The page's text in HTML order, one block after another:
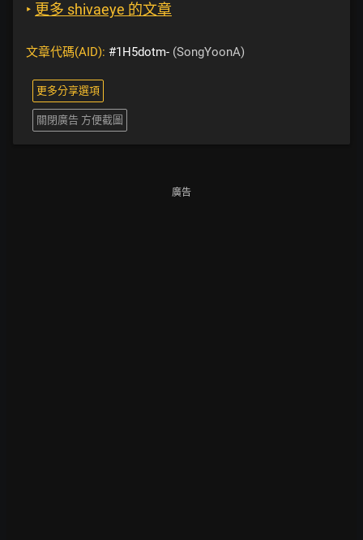
‣ 更多 shivaeye 的文章
文章代碼(AID): #1H5dotm- (SongYoonA)
更多分享選項
關閉廣告 方便截圖
廣告